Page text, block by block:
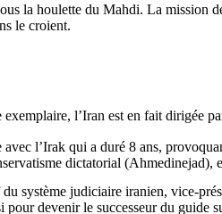
la houlette du Mahdi. La mission
le croient.
l’Iran est en fait
l’Irak qui a duré 8 ans,
dictatorial (Ahmedinejad),
du système judiciaire iranien, vice-
pour devenir le successeur du guide